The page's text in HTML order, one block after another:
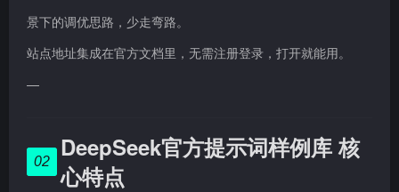
景下的调优思路，少走弯路。
站点地址集成在官方文档里，无需注册登录，打开就能用。
—
02
DeepSeek官方提示词样例库 核
心特点